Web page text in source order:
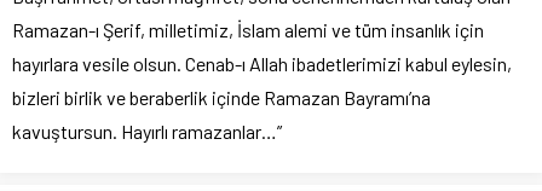
Ramazan-ı Şerif, milletimiz, İslam alemi ve tüm insanlık için
hayırlara vesile olsun. Cenab-ı Allah ibadetlerimizi kabul eylesin,
bizleri birlik ve beraberlik içinde Ramazan Bayramı’na
kavuştursun. Hayırlı ramazanlar…”